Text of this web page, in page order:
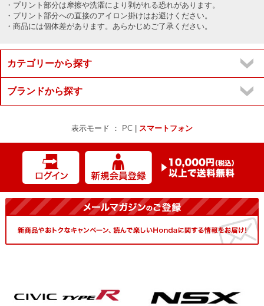
・プリント部分は摩擦や洗濯により剥がれる恐れがあります。
・プリント部分への直接のアイロン掛けはお避けください。
・商品には個体差があります。あらかじめご了承ください。
カテゴリーから探す
ブランドから探す
表示モード ： PC スマートフォン